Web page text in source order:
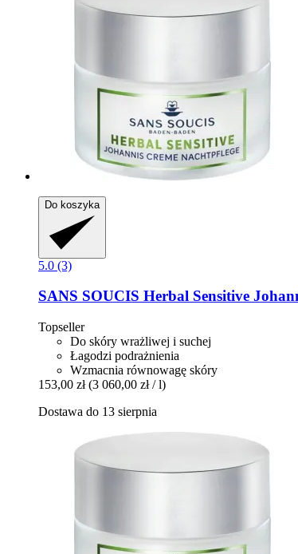
Do koszyka
5.0 (3)
SANS SOUCIS Herbal Sensitive
Topseller
Do skóry wrażliwej i suchej
Łagodzi podrażnienia
Wzmacnia równowagę skóry
153,00 zł (3 060,00 zł / l)
Dostawa do 13 sierpnia